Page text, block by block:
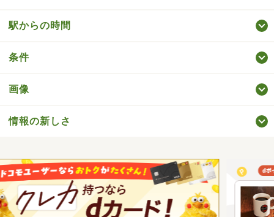
駅からの時間
条件
画像
情報の新しさ